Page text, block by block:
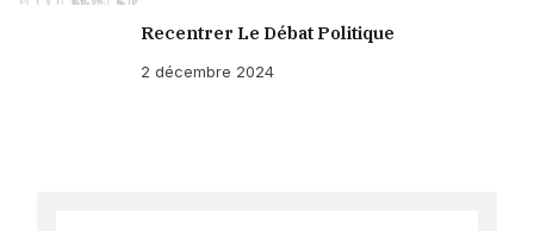
Recentrer Le Débat Politique
2 décembre 2024